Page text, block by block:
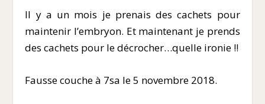
Il y a un mois je prenais des cachets pour
maintenir l’embryon. Et maintenant je prends
des cachets pour le décrocher…quelle ironie !!
Fausse couche à 7sa le 5 novembre 2018.